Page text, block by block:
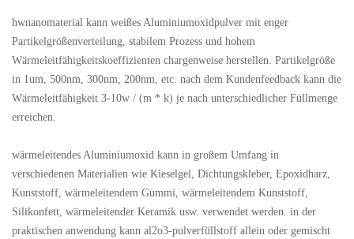
hwnanomaterial kann weißes Aluminiumoxidpulver mit enger
Partikelgrößenverteilung, stabilem Prozess und hohem
Wärmeleitfähigkeitskoeffizienten chargenweise herstellen. Partikelgröße
in 1um, 500nm, 300nm, 200nm, etc. nach dem Kundenfeedback kann die
Wärmeleitfähigkeit 3-10w / (m * k) je nach unterschiedlicher Füllmenge
erreichen.
wärmeleitendes Aluminiumoxid kann in großem Umfang in
verschiedenen Materialien wie Kieselgel, Dichtungskleber, Epoxidharz,
Kunststoff, wärmeleitendem Gummi, wärmeleitendem Kunststoff,
Silikonfett, wärmeleitender Keramik usw. verwendet werden. in der
praktischen anwendung kann al2o3-pulverfüllstoff allein oder gemischt